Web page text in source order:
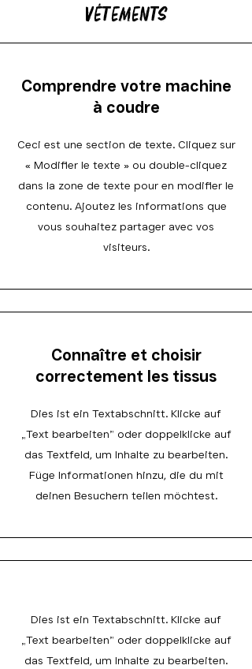
vêtements
Comprendre votre machine
à coudre
Ceci est une section de texte. Cliquez sur
« Modifier le texte » ou double-cliquez
dans la zone de texte pour en modifier le
contenu. Ajoutez les informations que
vous souhaitez partager avec vos
visiteurs.
Connaître et choisir
correctement les tissus
Dies ist ein Textabschnitt. Klicke auf
„Text bearbeiten” oder doppelklicke auf
das Textfeld, um Inhalte zu bearbeiten.
Füge Informationen hinzu, die du mit
deinen Besuchern teilen möchtest.
Dies ist ein Textabschnitt. Klicke auf
„Text bearbeiten” oder doppelklicke auf
das Textfeld, um Inhalte zu bearbeiten.